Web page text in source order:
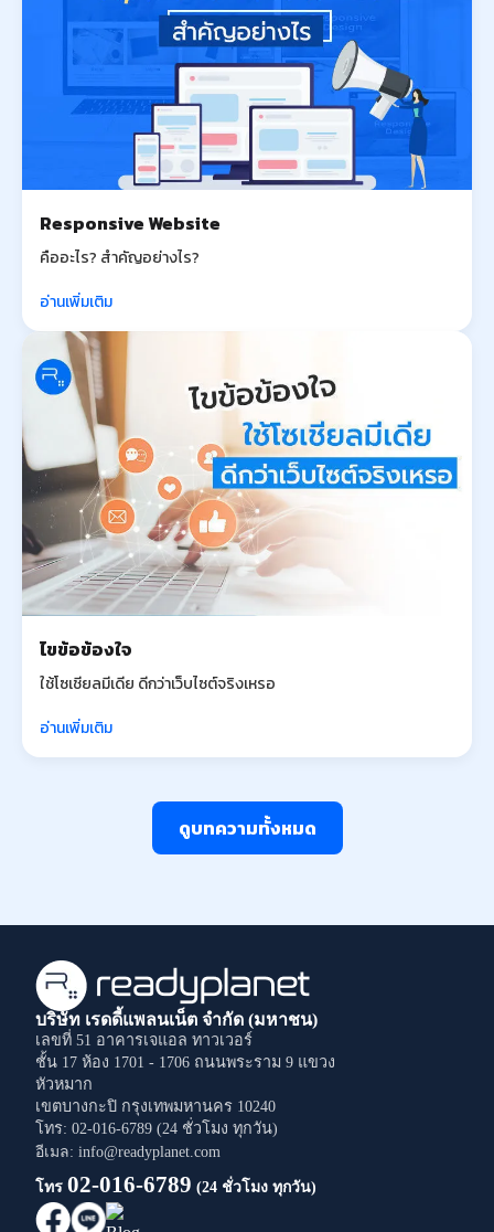
Responsive Website
คืออะไร? สำคัญอย่างไร?
อ่านเพิ่มเติม
ไขข้อข้องใจ
ใช้โซเชียลมีเดีย ดีกว่าเว็บไซต์จริงเหรอ
อ่านเพิ่มเติม
ดูบทความทั้งหมด
บริษัท เรดดี้แพลนเน็ต จำกัด (มหาชน)
เลขที่ 51 อาคารเจแอล ทาวเวอร์
ชั้น 17 ห้อง 1701 - 1706 ถนนพระราม 9 แขวง
หัวหมาก
เขตบางกะปิ กรุงเทพมหานคร 10240
โทร: 02-016-6789 (24 ชั่วโมง ทุกวัน)
อีเมล: info@readyplanet.com
โทร 02-016-6789 (24 ชั่วโมง ทุกวัน)